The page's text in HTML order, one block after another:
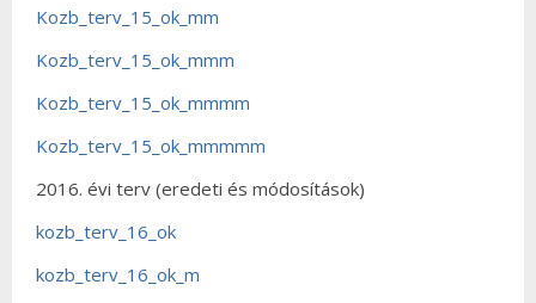
Kozb_terv_15_ok_mm
Kozb_terv_15_ok_mmm
Kozb_terv_15_ok_mmmm
Kozb_terv_15_ok_mmmmm
2016. évi terv (eredeti és módosítások)
kozb_terv_16_ok
kozb_terv_16_ok_m